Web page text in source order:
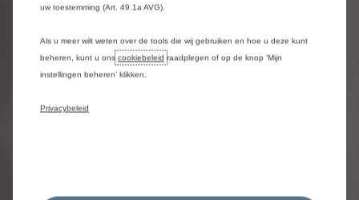
Meer info
Download onze apps
uw toestemming (Art. 49.1a AVG).
Als u meer wilt weten over de tools die wij gebruiken en hoe u deze kunt
beheren, kunt u ons cookiebeleid raadplegen of op de knop ‘Mijn
instellingen beheren’ klikken.
Privacybeleid